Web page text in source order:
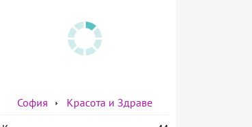
София Красота и Здраве